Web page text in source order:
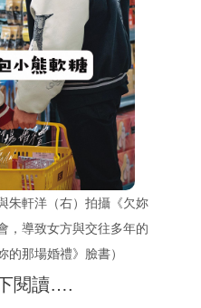
朱軒洋（右）拍攝《欠妳
，導致女方與交往多年的
的那場婚禮》臉書）
閱讀….